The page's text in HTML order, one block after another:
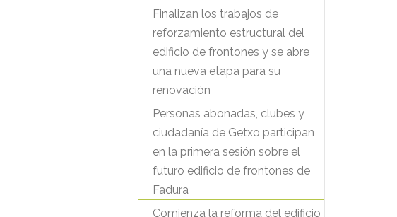
Finalizan los trabajos de
reforzamiento estructural del
edificio de frontones y se abre
una nueva etapa para su
renovación
Personas abonadas, clubes y
ciudadanía de Getxo participan
en la primera sesión sobre el
futuro edificio de frontones de
Fadura
Comienza la reforma del edificio